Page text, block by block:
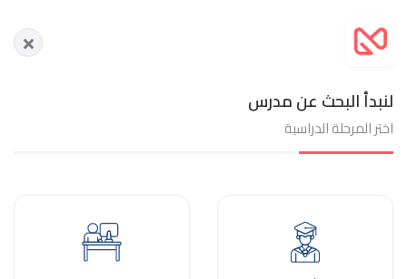
لنبدأ البحث عن مدرس
اختر المرحلة الدراسية